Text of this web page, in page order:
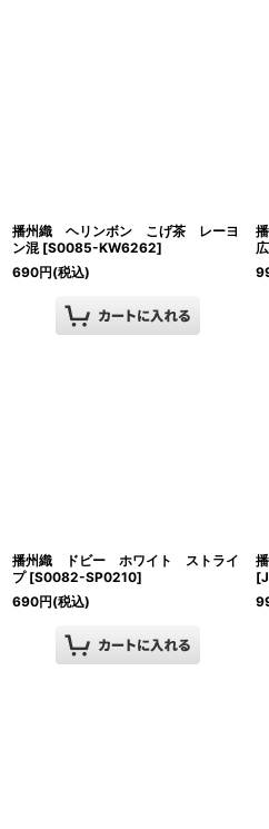
播州織 ヘリンボン こげ茶 レーヨ
ン混 [S0085-KW6262]
690円(税込)
播州織 ドビー ホワイト ストライ
プ [S0082-SP0210]
690円(税込)
[